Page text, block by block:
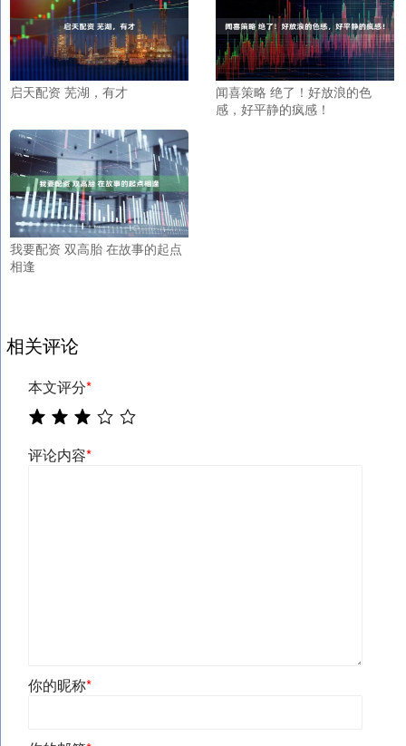
启天配资 芜湖，有才
闻喜策略 绝了！好放浪的色
感，好平静的疯感！
我要配资 双高胎 在故事的起点
相逢
相关评论
本文评分*
评论内容*
你的昵称*